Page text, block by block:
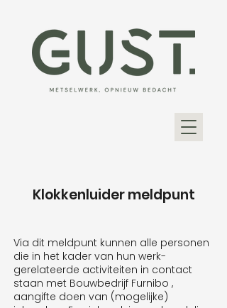
Klokkenluider meldpunt
Via dit meldpunt kunnen alle personen
die in het kader van hun werk-
gerelateerde activiteiten in contact
staan met Bouwbedrijf Furnibo ,
aangifte doen van (mogelijke)